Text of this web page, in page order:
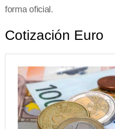
forma oficial.
Cotización Euro